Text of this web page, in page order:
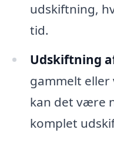
udskiftning,
tid.
Udskiftning
gammelt eller
kan det være
komplet